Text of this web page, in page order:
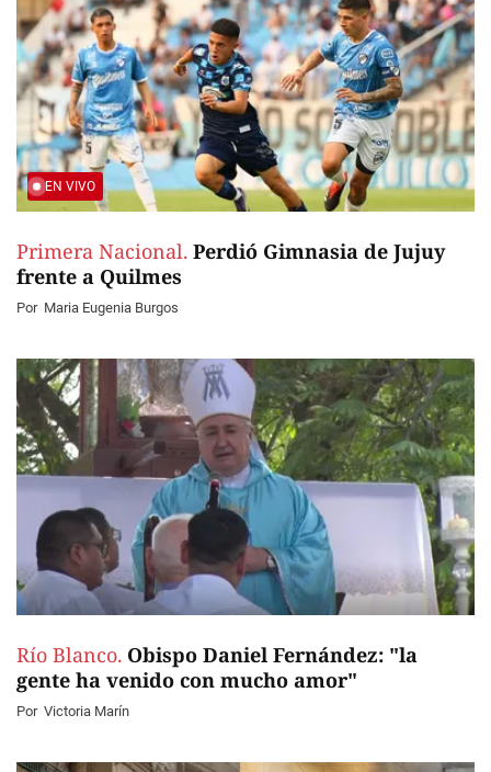
EN VIVO
Primera Nacional. Perdió Gimnasia de Jujuy
frente a Quilmes
Por Maria Eugenia Burgos
Río Blanco. Obispo Daniel Fernández: "la
gente ha venido con mucho amor"
Por Victoria Marín